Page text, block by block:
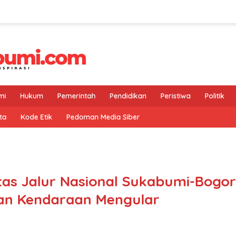
Hukum Pemerintah Pendidikan Peristiwa Politik
Kode Etik Pedoman Media Siber
Jalur Nasional Sukabumi-Bogor
Kendaraan Mengular